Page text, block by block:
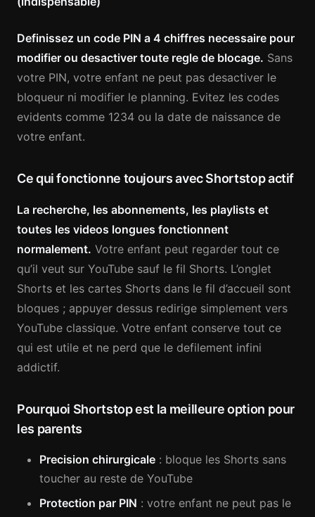
Definissez un code PIN a 4 chiffres necessaire pour
modifier ou desactiver toute regle de blocage. Sans
votre PIN, votre enfant ne peut pas desactiver le
bloqueur ni modifier le planning. Evitez les codes
evidents comme 1234 ou la date de naissance de
votre enfant.
Ce qui fonctionne toujours avec Shortstop actif
La recherche, les abonnements, les playlists et
toutes les videos longues fonctionnent
normalement. Votre enfant peut regarder tout ce
qu’il veut sur YouTube sauf le fil Shorts. L’onglet
Shorts et les cartes Shorts dans le fil d’accueil sont
bloques ; appuyer dessus redirige simplement vers
YouTube classique. Votre enfant conserve tout ce
qui est utile et ne perd que le defilement infini
addictif.
Pourquoi Shortstop est la meilleure option pour
les parents
Precision chirurgicale : bloque les Shorts sans
toucher au reste de YouTube
Protection par PIN : votre enfant ne peut pas le